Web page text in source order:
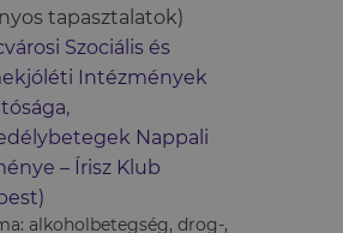
tapasztalatok)
Szociális és
Intézmények
Nappali
– Írisz Klub
alkoholbetegség, drog-,